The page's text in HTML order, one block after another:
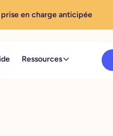
Ressources
en charge anticipée